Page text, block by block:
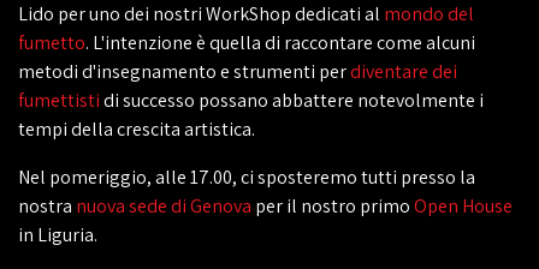
Lido per uno dei nostri WorkShop dedicati al mondo del
fumetto. L'intenzione è quella di raccontare come alcuni
metodi d'insegnamento e strumenti perdiventare dei
fumettistidi successo possano abbattere notevolmente i
tempi della crescita artistica.
Nel pomeriggio, alle 17.00, ci sposteremo tutti presso la
nostra nuova sede di Genova per il nostro primoOpen House
in Liguria.